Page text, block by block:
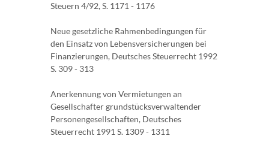
Steuern 4/92, S. 1171 - 1176
Neue gesetzliche Rahmenbedingungen für
den Einsatz von Lebensversicherungen bei
Finanzierungen, Deutsches Steuerrecht 1992
S. 309 - 313
Anerkennung von Vermietungen an
Gesellschafter grundstücksverwaltender
Personengesellschaften, Deutsches
Steuerrecht 1991 S. 1309 - 1311